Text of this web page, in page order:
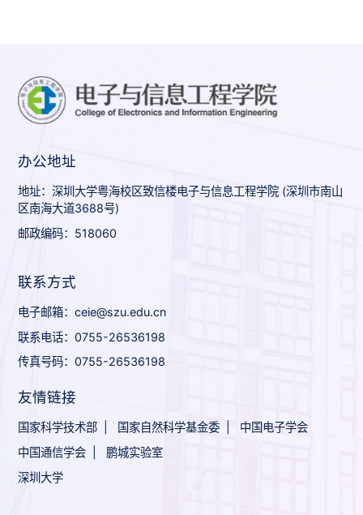
办公地址
地址：深圳大学粤海校区致信楼电子与信息工程学院 (深圳市南山
区南海大道3688号)
邮政编码：518060
联系方式
电子邮箱：ceie@szu.edu.cn
联系电话：0755-26536198
传真号码：0755-26536198
友情链接
国家科学技术部 国家自然科学基金委
中国电子学会
中国通信学会
鹏城实验室
深圳大学